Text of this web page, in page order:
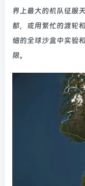
界上最大的机队征服
都，或用繁忙的渡轮
细的全球沙盒中实验
限。